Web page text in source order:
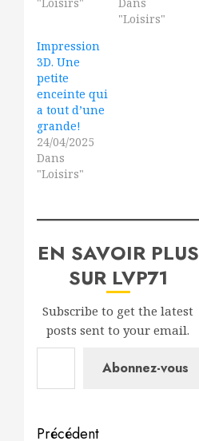
"Loisirs"
Impression
3D. Une
petite
enceinte qui
a tout d’une
grande!
24/04/2025
Dans
"Loisirs"
EN SAVOIR PLUS
SUR LVP71
Subscribe to get the latest
posts sent to your email.
Saisissez votre adresse e-mail…
Abonnez-vous
Précédent